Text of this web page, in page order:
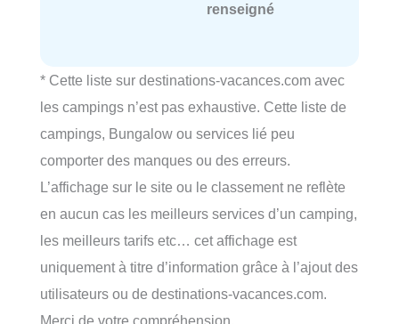
renseigné
* Cette liste sur destinations-vacances.com avec
les campings n’est pas exhaustive. Cette liste de
campings, Bungalow ou services lié peu
comporter des manques ou des erreurs.
L’affichage sur le site ou le classement ne reflète
en aucun cas les meilleurs services d’un camping,
les meilleurs tarifs etc… cet affichage est
uniquement à titre d’information grâce à l’ajout des
utilisateurs ou de destinations-vacances.com.
Merci de votre compréhension.